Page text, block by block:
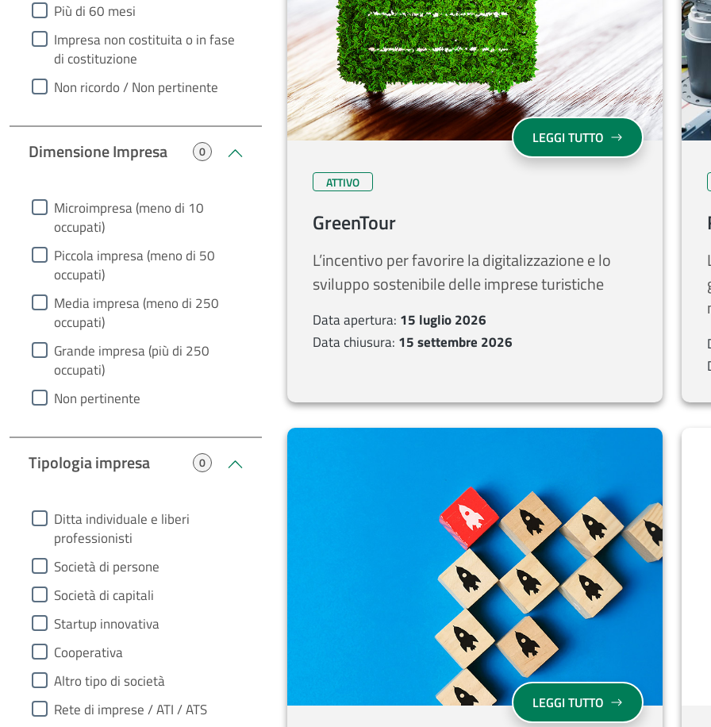
Più di 60 mesi​
Impresa non costituita o in fase
di costituzione​
Non ricordo / Non pertinente​
Dimensione Impresa 0
heading3Microimpresa (meno di 10
occupati)​
Piccola impresa (meno di 50
occupati)​
Media impresa (meno di 250
occupati)​
Grande impresa (più di 250
occupati)​
Non pertinente
Tipologia impresa 0
heading4Ditta individuale e liberi
professionisti
Società di persone​
Società di capitali​
Startup innovativa​
Cooperativa
Altro tipo di società​
Rete di imprese / ATI / ATS​
LEGGI TUTTO SU GREENTOUR
ATTIVO
GreenTour
L’incentivo per favorire la digitalizzazione e lo
sviluppo sostenibile delle imprese turistiche
Data apertura: 15 luglio 2026
Data chiusura: 15 settembre 2026
LEGGI TUTTO SU CREDITO